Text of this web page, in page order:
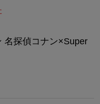
名探偵コナン×Super